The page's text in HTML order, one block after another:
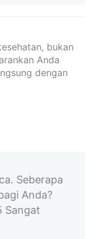
bukan
Anda
dengan
Seberapa
Anda?
Sangat